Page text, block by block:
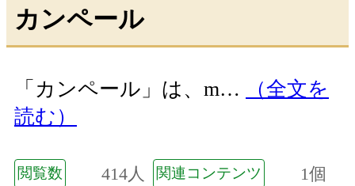
カンペール
「カンペール」は、m…
（全文を
読む）
閲覧数 414人 関連コンテンツ 1個